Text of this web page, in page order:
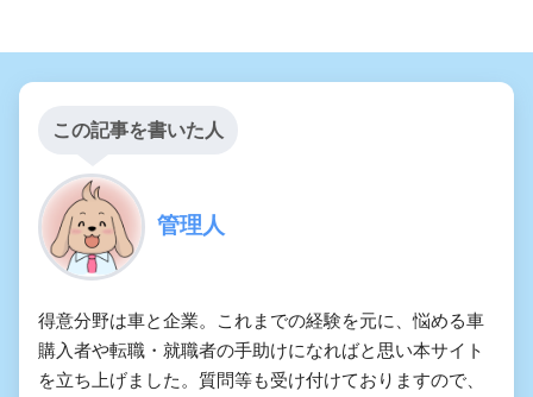
この記事を書いた人
管理人
得意分野は車と企業。これまでの経験を元に、悩める車
購入者や転職・就職者の手助けになればと思い本サイト
を立ち上げました。質問等も受け付けておりますので、